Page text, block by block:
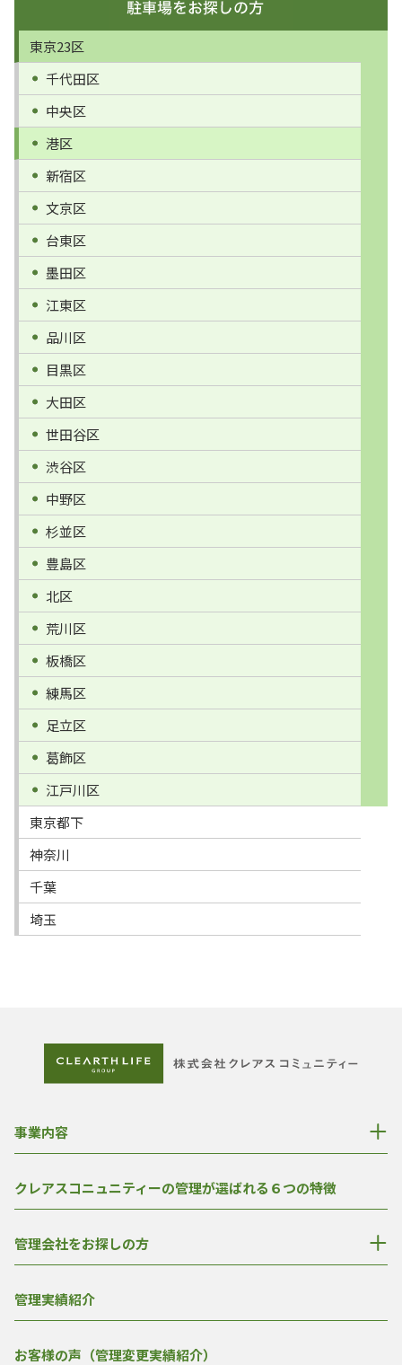
東京23区
千代田区
中央区
港区
新宿区
文京区
台東区
墨田区
江東区
品川区
目黒区
大田区
世田谷区
渋谷区
中野区
杉並区
豊島区
北区
荒川区
板橋区
練馬区
足立区
葛飾区
江戸川区
東京都下
神奈川
千葉
埼玉
事業内容
クレアスコニュニティーの管理が選ばれる６つの特徴
管理会社をお探しの方
管理実績紹介
お客様の声（管理変更実績紹介）